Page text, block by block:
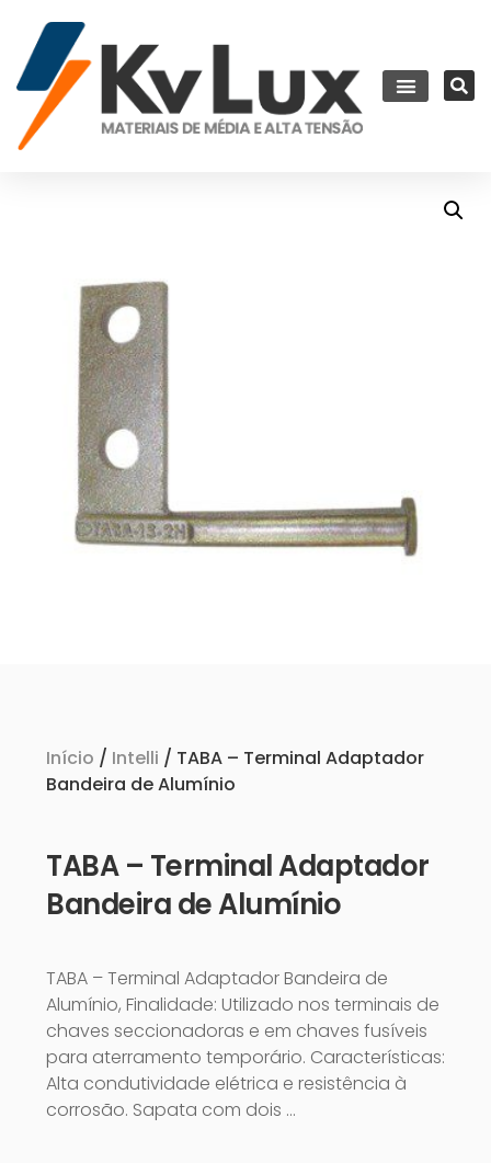
Início / Intelli / TABA – Terminal Adaptador
Bandeira de Alumínio
TABA – Terminal Adaptador
Bandeira de Alumínio
TABA – Terminal Adaptador Bandeira de
Alumínio, Finalidade: Utilizado nos terminais de
chaves seccionadoras e em chaves fusíveis
para aterramento temporário. Características:
Alta condutividade elétrica e resistência à
corrosão. Sapata com dois …